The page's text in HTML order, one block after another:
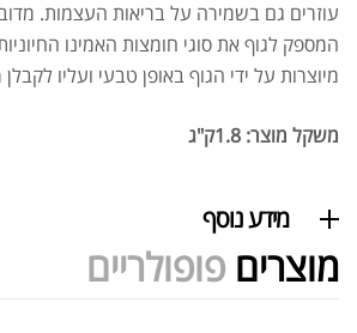
עוזרים גם בשמירה על בריאות העצמות.
המספק לגוף את סוגי חומצות האמינו
מיוצרות על ידי הגוף באופן טבעי ועליו לקבלן
משקל מוצר: 1.8ק"ג
מידע נוסף
מוצרים פופולריים
אבקת חלבון הידרוליזט